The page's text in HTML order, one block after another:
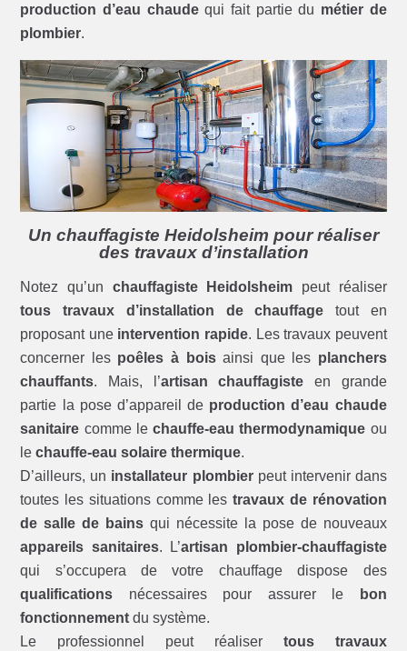
production d’eau chaudequi fait partie du métier de
plombier.
Un chauffagiste Heidolsheim pour réaliser
des travaux d’installation
Notez qu’un chauffagiste Heidolsheim peut réaliser
tous travaux d’installation de chauffage tout en
proposant une intervention rapide. Les travaux peuvent
concerner les poêles à boisainsi que les planchers
chauffants. Mais, l’artisan chauffagiste en grande
partie la pose d’appareil de production d’eau chaude
sanitaire comme lechauffe-eau thermodynamique ou
lechauffe-eau solaire thermique.
D’ailleurs, un installateur plombierpeut intervenir dans
toutes les situations comme lestravaux de rénovation
de salle de bains qui nécessite la pose de nouveaux
appareils sanitaires. L’artisan plombier-chauffagiste
qui s’occupera de votre chauffage dispose des
qualifications nécessaires pour assurer le
bon
fonctionnement du système.
Le professionnel peut réaliser tous travaux